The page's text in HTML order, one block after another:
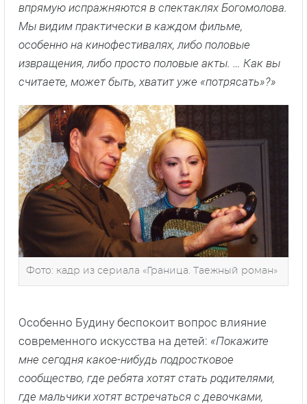
впрямую испражняются в спектаклях Богомолова.
Мы видим практически в каждом фильме,
особенно на кинофестивалях, либо половые
извращения, либо просто половые акты. … Как вы
считаете, может быть, хватит уже «потрясать»?»
Фото: кадр из сериала «Граница. Таежный роман»
Особенно Будину беспокоит вопрос влияние
современного искусства на детей: «Покажите
мне сегодня какое-нибудь подростковое
сообщество, где ребята хотят стать родителями,
где мальчики хотят встречаться с девочками,